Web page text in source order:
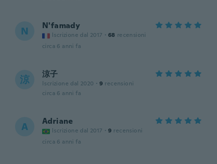
N N'famady
Iscrizione dal 2017 · 68 recensioni
circa 6 anni fa
涼 涼子
Iscrizione dal 2020 · 9 recensioni
circa 6 anni fa
A Adriane
Iscrizione dal 2017 · 9 recensioni
circa 6 anni fa